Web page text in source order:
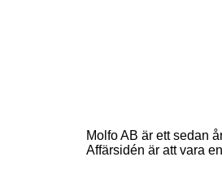
Molfo AB är ett sedan
Affärsidén är att vara